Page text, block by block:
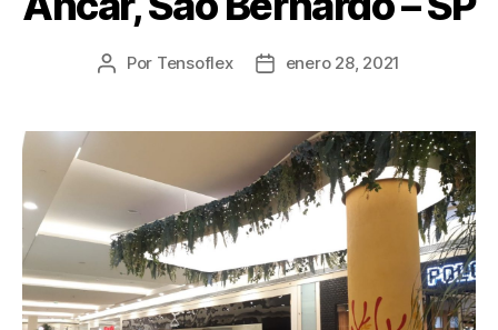
Por Tensoflex enero 28, 2021